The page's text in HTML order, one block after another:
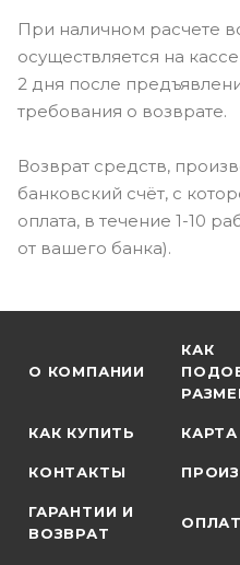
При наличном расчете
осуществляется на
2 дня после
требования о возврате.
Возврат средств,
банковский счёт, с
оплата, в течение 1-10
от вашего банка).
О КОМПАНИИ
КАК
КАК КУПИТЬ
КОНТАКТЫ
ГАРАНТИИ И
ВОЗВРАТ